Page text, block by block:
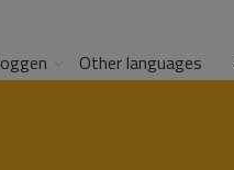
Other languages